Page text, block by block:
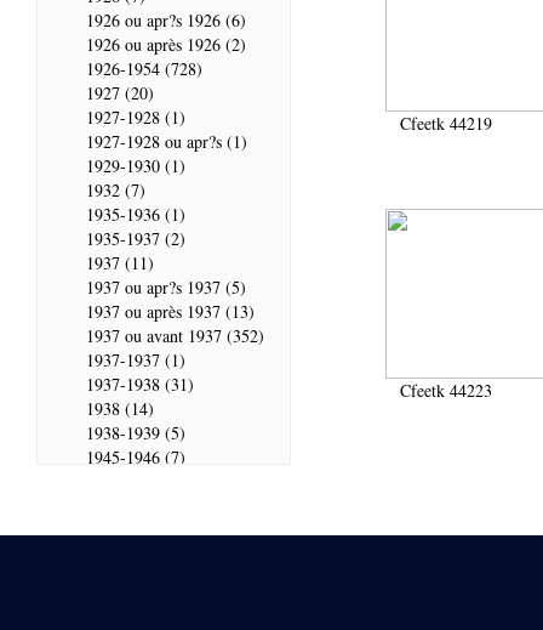
1926 ou apr?s 1926 (6)
1926 ou après 1926 (2)
1926-1954 (728)
1927 (20)
1927-1928 (1)
1927-1928 ou apr?s (1)
1929-1930 (1)
1932 (7)
1935-1936 (1)
1935-1937 (2)
1937 (11)
1937 ou apr?s 1937 (5)
1937 ou après 1937 (13)
1937 ou avant 1937 (352)
1937-1937 (1)
1937-1938 (31)
1938 (14)
1938-1939 (5)
1945-1946 (7)
1947-1950 (1)
Cfeetk 44219
Cfeetk 44223